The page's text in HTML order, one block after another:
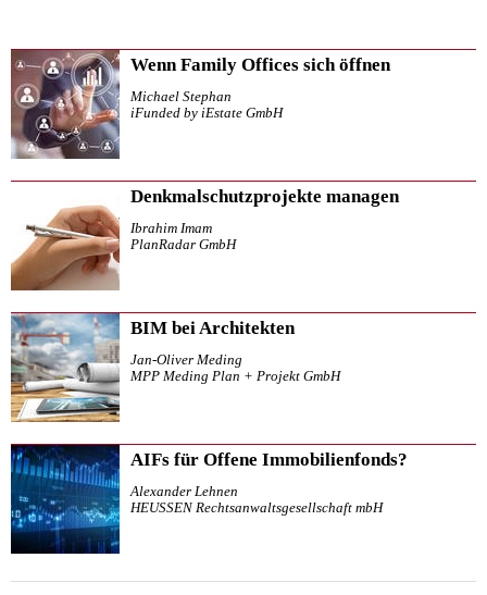
Wenn Family Offices sich öffnen
Michael Stephan
iFunded by iEstate GmbH
Denkmalschutzprojekte managen
Ibrahim Imam
PlanRadar GmbH
BIM bei Architekten
Jan-Oliver Meding
MPP Meding Plan + Projekt GmbH
AIFs für Offene Immobilienfonds?
Alexander Lehnen
HEUSSEN Rechtsanwaltsgesellschaft mbH